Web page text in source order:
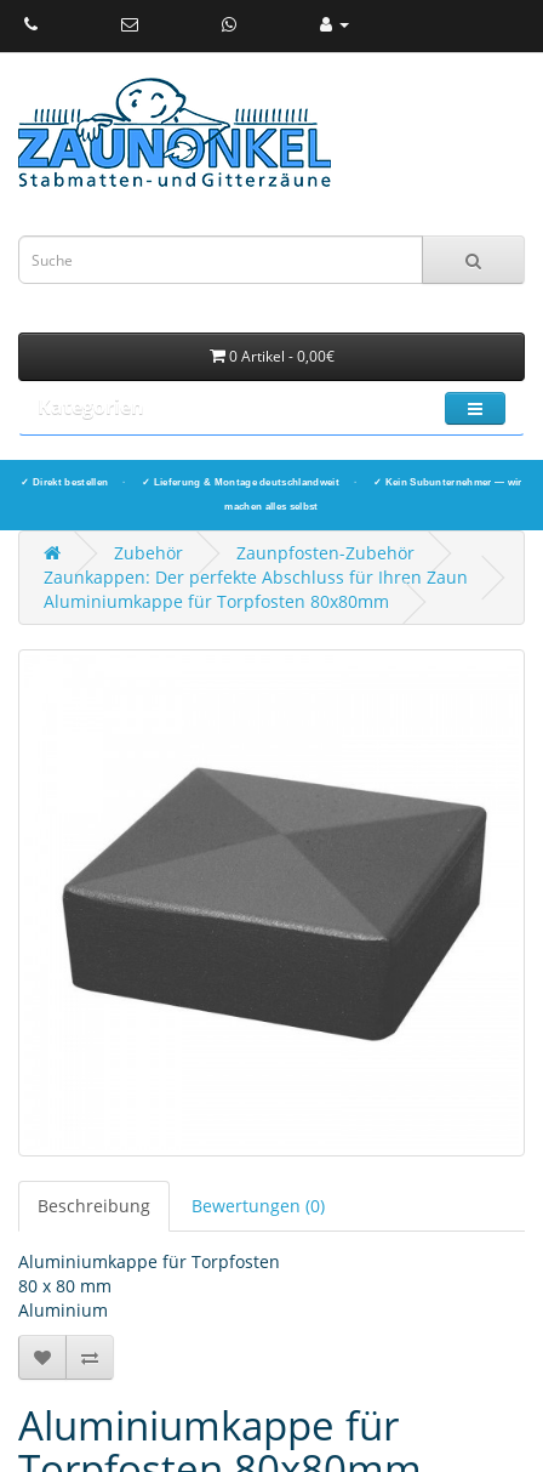
0 Artikel - 0,00€
Kategorien
✓ Direkt bestellen · ✓ Lieferung & Montage deutschlandweit · ✓ Kein Subunternehmer — wir
machen alles selbst
Zubehör
Zaunpfosten-Zubehör
Zaunkappen: Der perfekte Abschluss für Ihren Zaun
Aluminiumkappe für Torpfosten 80x80mm
Beschreibung Bewertungen (0)
Aluminiumkappe für Torpfosten
80 x 80 mm
Aluminium
Aluminiumkappe für